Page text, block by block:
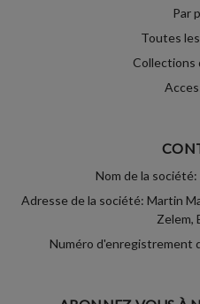
Par
Toutes
Collections
Nom de la
Adresse de la société: Martin
Zelem,
Numéro d'enregistrement